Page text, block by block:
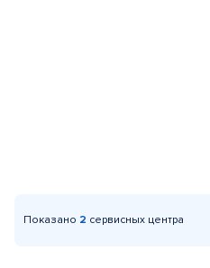
Показано 2 сервисных центра